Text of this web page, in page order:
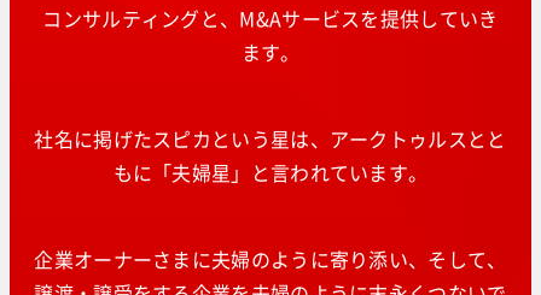
コンサルティングと、M&Aサービスを提供していき
ます。
社名に掲げたスピカという星は、アークトゥルスとと
もに「夫婦星」と言われています。
企業オーナーさまに夫婦のように寄り添い、そして、